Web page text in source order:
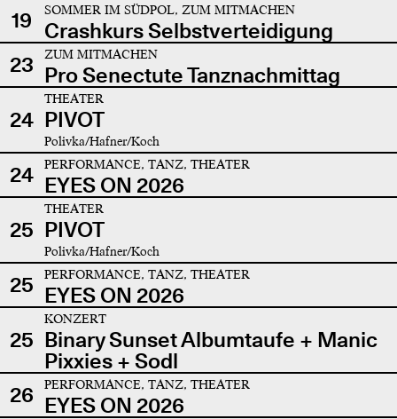
19 SOMMER IM SÜDPOL, ZUM MITMACHEN
Crashkurs Selbstverteidigung
23
ZUM MITMACHEN
Pro Senectute Tanznachmittag
24
THEATER
PIVOT
Polivka/Hafner/Koch
24 PERFORMANCE, TANZ, THEATER
EYES ON 2026
25
THEATER
PIVOT
Polivka/Hafner/Koch
25 PERFORMANCE, TANZ, THEATER
EYES ON 2026
25
KONZERT
Binary Sunset Albumtaufe + Manic
Pixxies + Sodl
26
PERFORMANCE, TANZ, THEATER
EYES ON 2026